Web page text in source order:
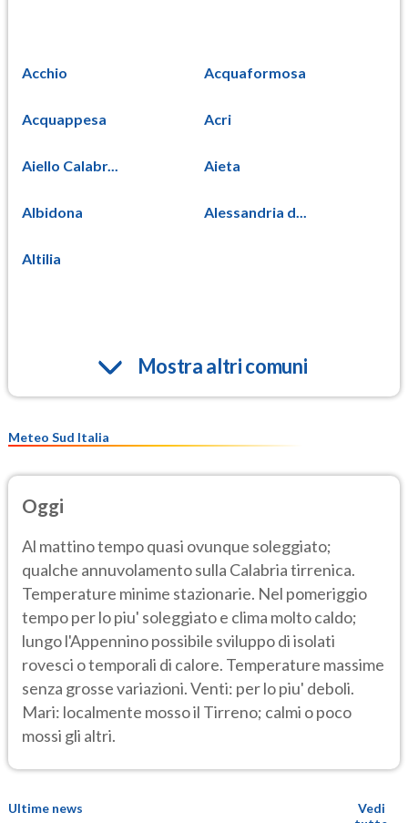
Acchio Acquaformosa
Acquappesa Acri
Aiello Calabr... Aieta
Albidona Alessandria d...
Altilia
Mostra altri comuni
Meteo Sud Italia
Oggi
Al mattino tempo quasi ovunque soleggiato;
qualche annuvolamento sulla Calabria tirrenica.
Temperature minime stazionarie. Nel pomeriggio
tempo per lo piu' soleggiato e clima molto caldo;
lungo l'Appennino possibile sviluppo di isolati
rovesci o temporali di calore. Temperature massime
senza grosse variazioni. Venti: per lo piu' deboli.
Mari: localmente mosso il Tirreno; calmi o poco
mossi gli altri.
Ultime news
Vedi